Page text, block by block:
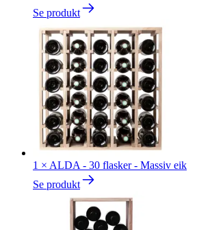
Se produkt
1 × ALDA - 30 flasker - Massiv eik
Se produkt